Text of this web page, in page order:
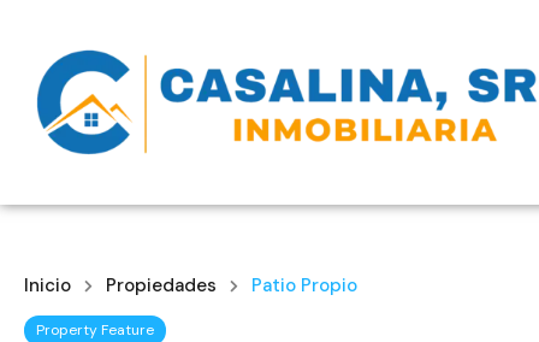
Inicio Propiedades Patio Propio
Property Feature